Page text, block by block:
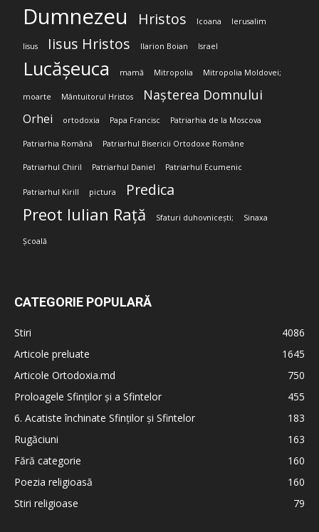
Dumnezeu Hristos Icoana Ierusalim
Iisus Iisus Hristos Ilarion Boian Israel
Lucășeuca mamă Mitropolia Mitropolia Moldovei;
moarte Mântuitorul Hristos Nașterea Domnului
Orhei ortodoxia Papa Francisc Patriarhia de la Moscova
Patriarhia Română Patriarhul Bisericii Ortodoxe Române
Patriarhul Chiril Patriarhul Daniel Patriarhul Ecumenic
Patriarhul Kirill pictura Predica
Preot Iulian Rață Sfaturi duhovnicești; Sinaxa
Școală
CATEGORIE POPULARĂ
Stiri
4086
Articole preluate
1645
Articole Ortodoxia.md
750
Proloagele Sfinților și a Sfintelor
455
6. Acatiste închinate Sfinților și Sfintelor
183
Rugăciuni
163
Fără categorie
160
Poezia religioasă
160
Stiri religioase
79